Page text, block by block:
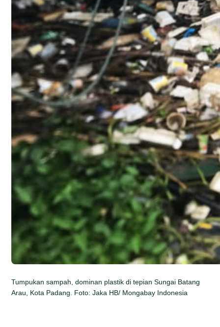
Tumpukan sampah, dominan plastik di tepian Sungai Batang
Arau, Kota Padang. Foto: Jaka HB/ Mongabay Indonesia